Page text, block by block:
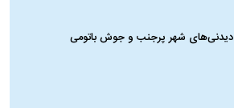
دیدنی‌های شهر پرجنب و جوش باتومی